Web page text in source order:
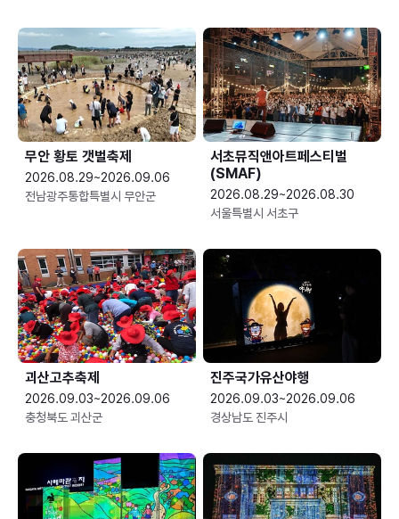
무안 황토 갯벌축제
2026.08.29~2026.09.06
전남광주통합특별시 무안군
서초뮤직앤아트페스티벌
(SMAF)
2026.08.29~2026.08.30
서울특별시 서초구
괴산고추축제
2026.09.03~2026.09.06
충청북도 괴산군
진주국가유산야행
2026.09.03~2026.09.06
경상남도 진주시